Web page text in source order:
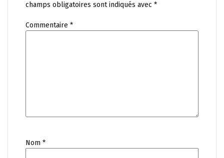
champs obligatoires sont indiqués avec *
Commentaire *
Nom *